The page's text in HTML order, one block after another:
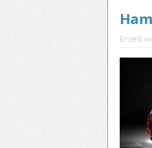
Erstellt